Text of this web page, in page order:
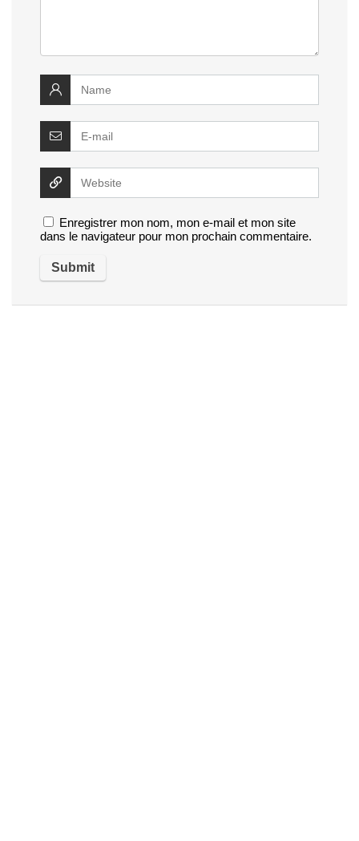
Enregistrer mon nom, mon e-mail et mon site
dans le navigateur pour mon prochain commentaire.